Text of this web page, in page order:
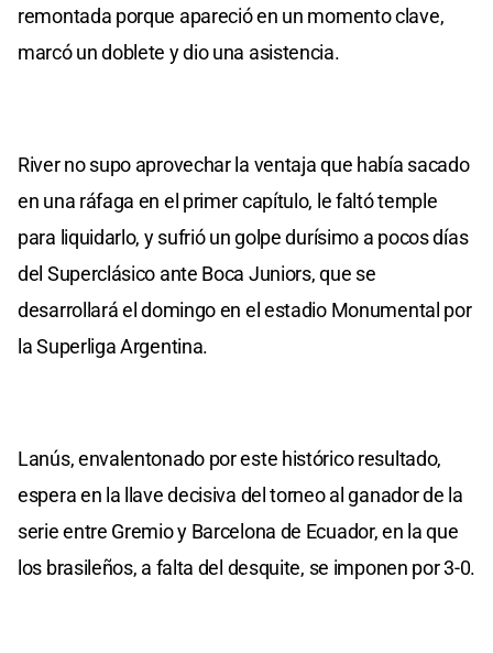
remontada porque apareció en un momento clave,
marcó un doblete y dio una asistencia.
River no supo aprovechar la ventaja que había sacado
en una ráfaga en el primer capítulo, le faltó temple
para liquidarlo, y sufrió un golpe durísimo a pocos días
del Superclásico ante Boca Juniors, que se
desarrollará el domingo en el estadio Monumental por
la Superliga Argentina.
Lanús, envalentonado por este histórico resultado,
espera en la llave decisiva del torneo al ganador de la
serie entre Gremio y Barcelona de Ecuador, en la que
los brasileños, a falta del desquite, se imponen por 3-0.